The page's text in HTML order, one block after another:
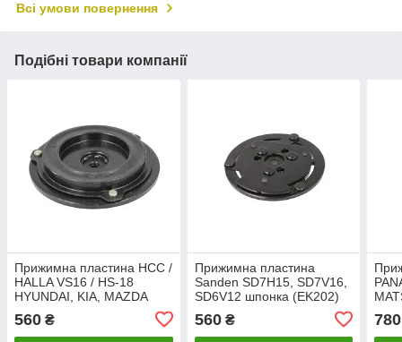
Всі умови повернення
Подібні товари компанії
Прижимна пластина HCC /
HALLA VS16 / HS-18
HYUNDAI, KIA, MAZDA
560 ₴
Прижимна пластина
Sanden SD7H15, SD7V16,
SD6V12 шпонка (EK202)
560₴ 780